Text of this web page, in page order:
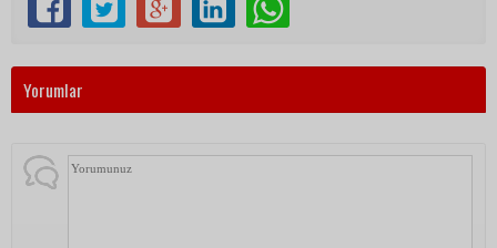
Yorumlar